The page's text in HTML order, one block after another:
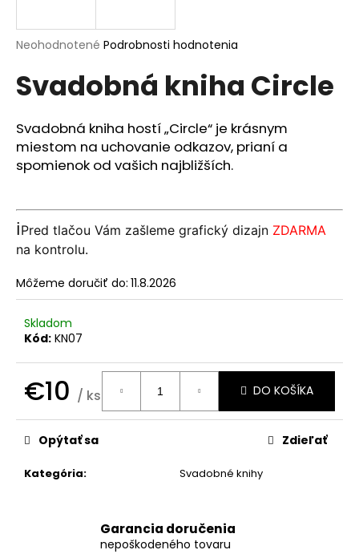
Priemerné
produktu
je
z
5
hviezdičiek.
Neohodnotené Podrobnosti hodnotenia
Svadobná kniha Circle
Svadobná kniha hostí „Circle“ je krásnym
miestom na uchovanie odkazov, prianí a
spomienok od vašich najbližších.
ℹ️Pred tlačou Vám zašleme grafický dizajn ZDARMA
na kontrolu.
Môžeme doručiť do: 11.8.2026
Skladom
Kód: KN07
€10 / ks
cena:
DO KOŠÍKA
Kategória: Svadobné knihy
Opýtať sa Zdieľať
Garancia doručenia
nepoškodeného tovaru
j
ť
?
O
d
p
ú
č
m
e
OZNÁMENIE